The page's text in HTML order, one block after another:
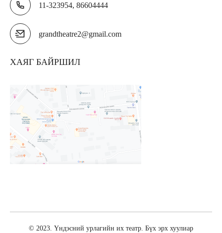
11-323954, 86604444
grandtheatre2@gmail.com
ХАЯГ БАЙРШИЛ
© 2023. Үндэсний урлагийн их театр. Бүх эрх хуулиар